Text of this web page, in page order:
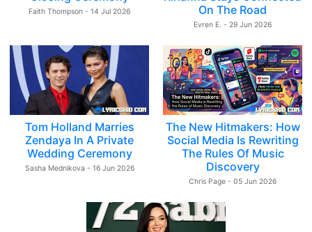
Faith Thompson - 14 Jul 2026
On The Road
Evren E. - 29 Jun 2026
Tom Holland Marries
Zendaya In A Private
Wedding Ceremony
Sasha Mednikova - 16 Jun 2026
The New Hitmakers: How
Social Media Is Rewriting
The Rules Of Music
Discovery
Chris Page - 05 Jun 2026